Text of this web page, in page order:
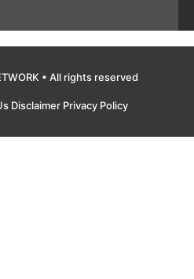
• All rights reserved
Disclaimer Privacy Policy